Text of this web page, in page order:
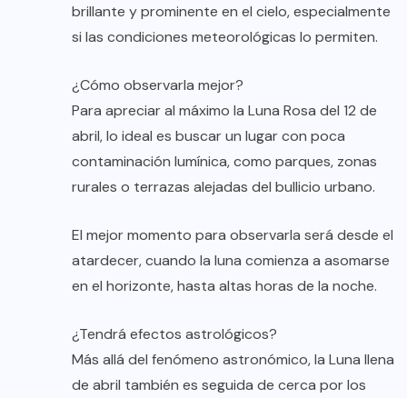
brillante y prominente en el cielo, especialmente
si las condiciones meteorológicas lo permiten.
¿Cómo observarla mejor?
Para apreciar al máximo la Luna Rosa del 12 de
abril, lo ideal es buscar un lugar con poca
contaminación lumínica, como parques, zonas
rurales o terrazas alejadas del bullicio urbano.
El mejor momento para observarla será desde el
atardecer, cuando la luna comienza a asomarse
en el horizonte, hasta altas horas de la noche.
¿Tendrá efectos astrológicos?
Más allá del fenómeno astronómico, la Luna llena
de abril también es seguida de cerca por los